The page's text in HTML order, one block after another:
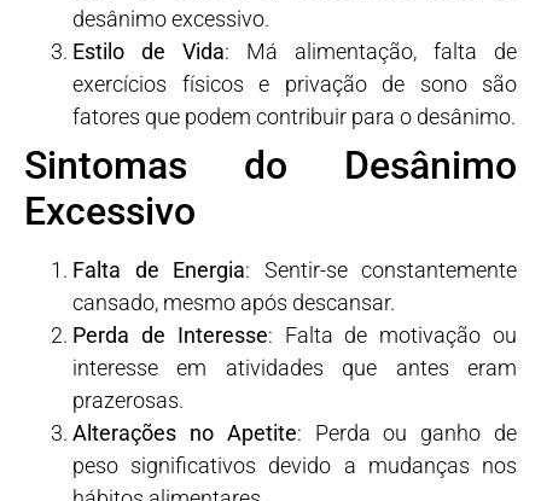
desânimo excessivo.
Estilo de Vida: Má alimentação, falta de
exercícios físicos e privação de sono são
fatores que podem contribuir para o desânimo.
Sintomas do Desânimo
Excessivo
Falta de Energia: Sentir-se constantemente
cansado, mesmo após descansar.
Perda de Interesse: Falta de motivação ou
interesse em atividades que antes eram
prazerosas.
Alterações no Apetite: Perda ou ganho de
peso significativos devido a mudanças nos